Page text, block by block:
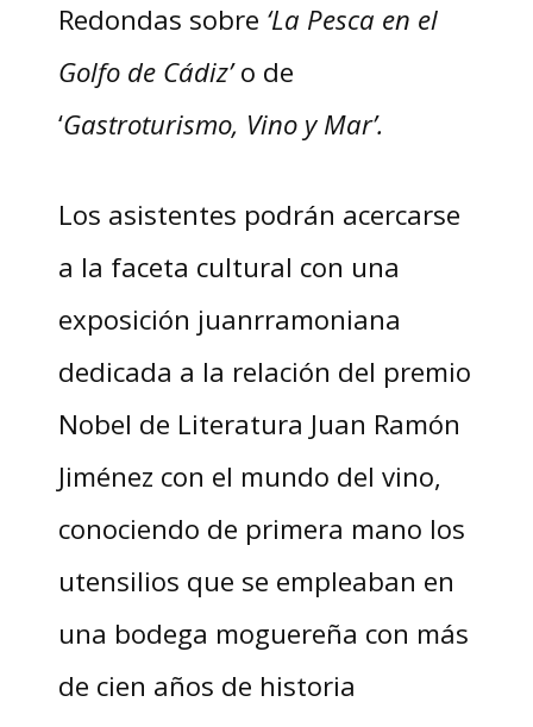
Redondas sobre ‘La Pesca en el
Golfo de Cádiz’o de
‘Gastroturismo, Vino y Mar’.
Los asistentes podrán acercarse
a la faceta cultural con una
exposición juanrramoniana
dedicada a la relación del premio
Nobel de Literatura Juan Ramón
Jiménez con el mundo del vino,
conociendo de primera mano los
utensilios que se empleaban en
una bodega moguereña con más
de cien años de historia